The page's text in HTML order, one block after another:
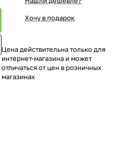
Хочу в подарок
Цена действительна только для
интернет-магазина и может
отличаться от цен в розничных
магазинах